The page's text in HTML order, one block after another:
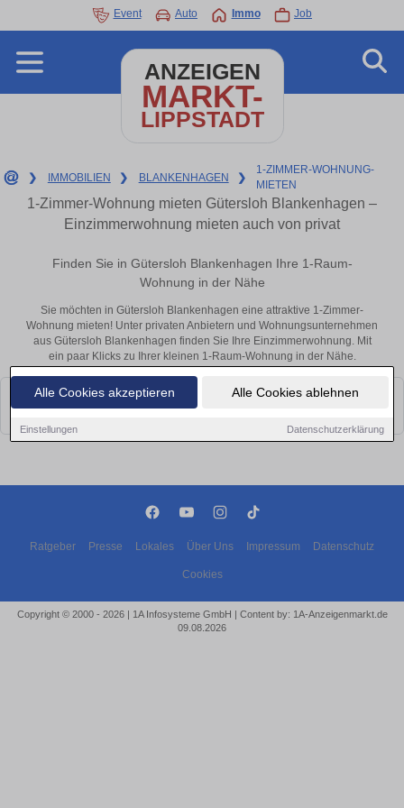
Alle Cookies akzeptieren Alle Cookies ablehnen
Einstellungen Datenschutzerklärung
Event Auto Immo Job
ANZEIGEN
MARKT-
LIPPSTADT
❯ IMMOBILIEN ❯ BLANKENHAGEN ❯
1-ZIMMER-WOHNUNG-
MIETEN
1-Zimmer-Wohnung mieten Gütersloh Blankenhagen –
Einzimmerwohnung mieten auch von privat
Finden Sie in Gütersloh Blankenhagen Ihre 1-Raum-
Wohnung in der Nähe
Sie möchten in Gütersloh Blankenhagen eine attraktive 1-Zimmer-
Wohnung mieten! Unter privaten Anbietern und Wohnungsunternehmen
aus Gütersloh Blankenhagen finden Sie Ihre Einzimmerwohnung. Mit
ein paar Klicks zu Ihrer kleinen 1-Raum-Wohnung in der Nähe.
Leider konnten wir derzeit keine passenden Objekte finden. Schauen Sie
Ratgeber Presse Lokales Über Uns Impressum Datenschutz
Cookies
Copyright © 2000 - 2026 | 1A Infosysteme GmbH | Content by: 1A-Anzeigenmarkt.de
09.08.2026